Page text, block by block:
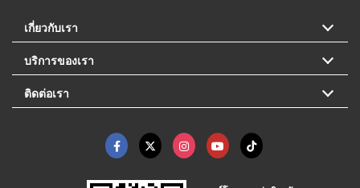
เกี่ยวกับเรา
บริการของเรา
ติดต่อเรา